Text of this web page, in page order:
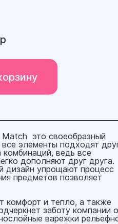
Match это своеобразный
элементы подходят
ведь все
дополняют друг друга.
дизайн упрощают процесс
предметов позволяет
комфорт и тепло, а также
заботу компании о
варежки